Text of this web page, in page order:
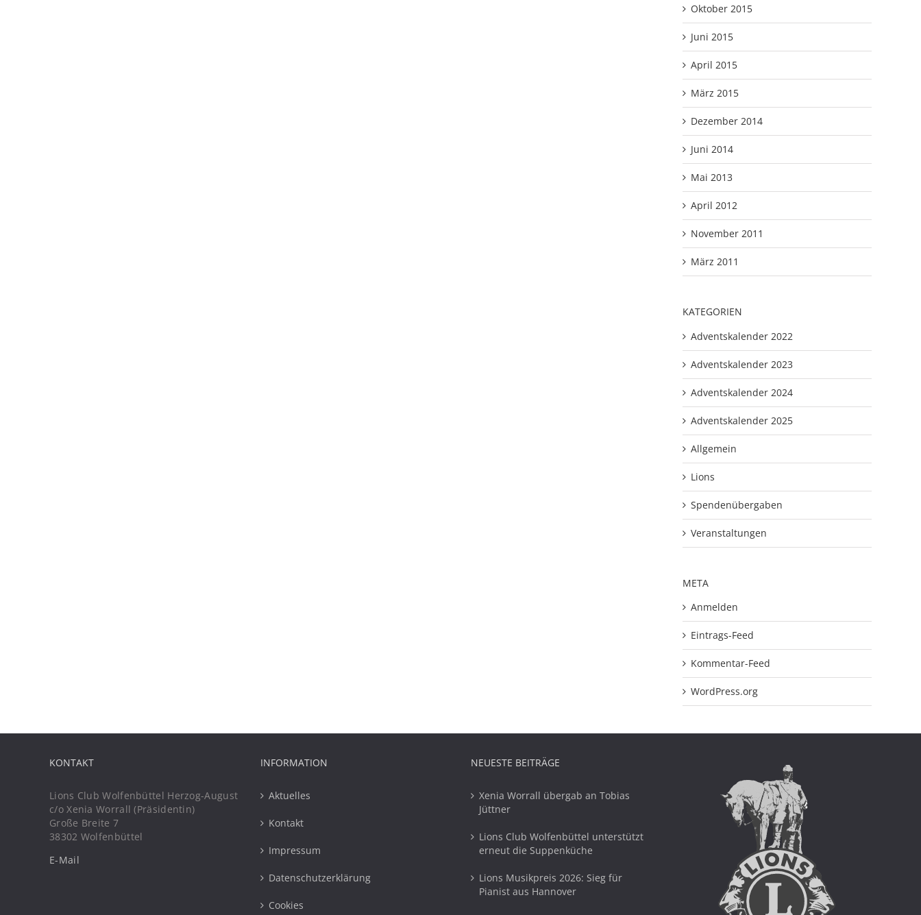
Oktober 2015
Juni 2015
April 2015
März 2015
Dezember 2014
Juni 2014
Mai 2013
April 2012
November 2011
März 2011
KATEGORIEN
Adventskalender 2022
Adventskalender 2023
Adventskalender 2024
Adventskalender 2025
Allgemein
Lions
Spendenübergaben
Veranstaltungen
META
Anmelden
Eintrags-Feed
Kommentar-Feed
WordPress.org
KONTAKT
Lions Club Wolfenbüttel Herzog-August
c/o Xenia Worrall (Präsidentin)
Große Breite 7
38302 Wolfenbüttel
E-Mail
INFORMATION
Aktuelles
Kontakt
Impressum
Datenschutzerklärung
Cookies
NEUESTE BEITRÄGE
Xenia Worrall übergab an Tobias
Jüttner
Lions Club Wolfenbüttel unterstützt
erneut die Suppenküche
Lions Musikpreis 2026: Sieg für
Pianist aus Hannover